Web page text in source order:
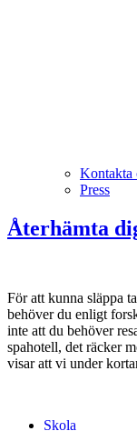
Kontakta
Press
Återhämta
För att kunna släppa
behöver du enligt
inte att du behöver
spahotell, det räcker
visar att vi under
Skola